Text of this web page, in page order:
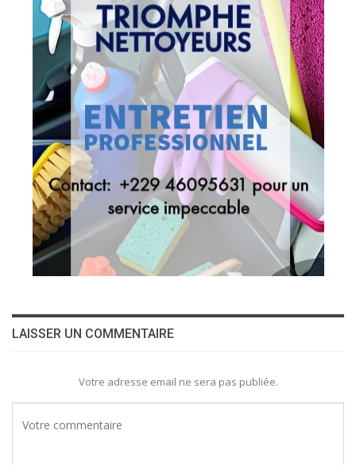
LAISSER UN COMMENTAIRE
Votre adresse email ne sera pas publiée.